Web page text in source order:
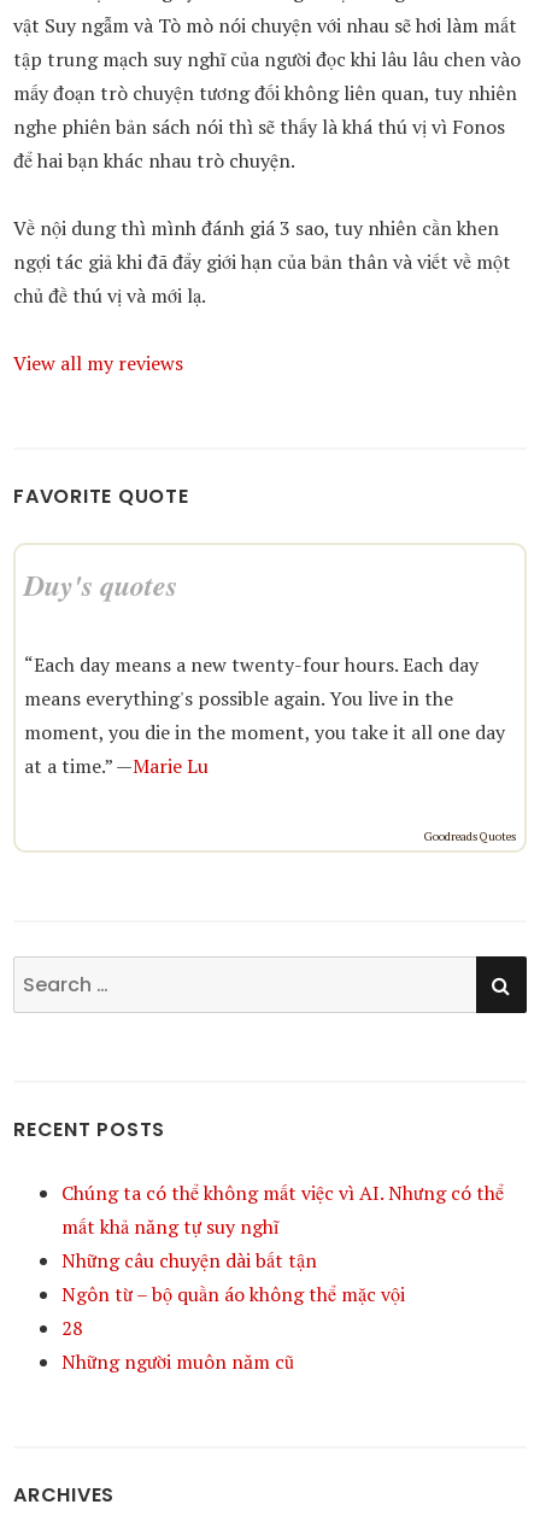
vật Suy ngẫm và Tò mò nói chuyện với nhau sẽ hơi làm mất
tập trung mạch suy nghĩ của người đọc khi lâu lâu chen vào
mấy đoạn trò chuyện tương đối không liên quan, tuy nhiên
nghe phiên bản sách nói thì sẽ thấy là khá thú vị vì Fonos
để hai bạn khác nhau trò chuyện.
Về nội dung thì mình đánh giá 3 sao, tuy nhiên cần khen
ngợi tác giả khi đã đẩy giới hạn của bản thân và viết về một
chủ đề thú vị và mới lạ.
View all my reviews
FAVORITE QUOTE
Duy's quotes
“Each day means a new twenty-four hours. Each day
means everything's possible again. You live in the
moment, you die in the moment, you take it all one day
at a time.” —Marie Lu
Goodreads Quotes
Search
for:
RECENT POSTS
Chúng ta có thể không mất việc vì AI. Nhưng có thể
mất khả năng tự suy nghĩ
Những câu chuyện dài bất tận
Ngôn từ – bộ quần áo không thể mặc vội
28
Những người muôn năm cũ
ARCHIVES